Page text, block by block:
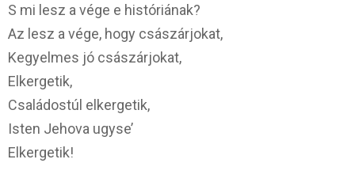
S mi lesz a vége e históriának?
Az lesz a vége, hogy császárjokat,
Kegyelmes jó császárjokat,
Elkergetik,
Családostúl elkergetik,
Isten Jehova ugyse’
Elkergetik!